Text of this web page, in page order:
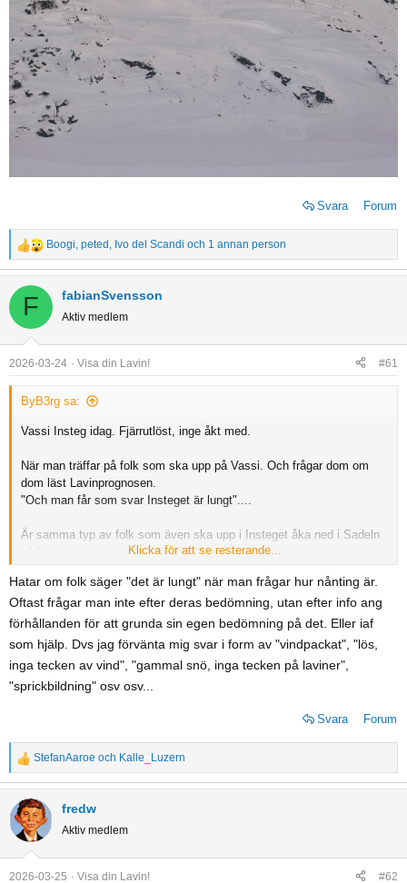
Svara Forum
R
e
a
t
i
o
n
Boogi, peted, Ivo del Scandi och 1 annan person
F fabianSvensson
Aktiv medlem
2026-03-24 Visa din Lavin! #61
ByB3rg sa:
Vassi Insteg idag. Fjärrutlöst, inge åkt med.
När man träffar på folk som ska upp på Vassi. Och frågar dom om
dom läst Lavinprognosen.
"Och man får som svar Insteget är lungt"....
Är samma typ av folk som även ska upp i Insteget åka ned i Sadeln
på Nordals vid liknande förhållanden.
Å säger samma sak när dom har med sina barn i släptåg utan
utrustning.
Bjuder på även på bild ifrån när hela Insteget på Nordals å östra delen
av Sadeln släppte för nån vecka sen
Sprid gärna te folk som ni vet brukar vara runt Gränsen. Å gillar att
undvika ta till sig av Prognosen.
Så hoppas vi på en vår utan nått händer
Visa bilaga
44803Visa bilaga 44806Visa bilaga 44805
Klicka för att se resterande...
Hatar om folk säger "det är lungt" när man frågar hur nånting är.
Oftast frågar man inte efter deras bedömning, utan efter info ang
förhållanden för att grunda sin egen bedömning på det. Eller iaf
som hjälp. Dvs jag förvänta mig svar i form av "vindpackat", "lös,
inga tecken av vind", "gammal snö, inga tecken på laviner",
"sprickbildning" osv osv...
Svara Forum
R
e
a
c
t
i
o
StefanAaroe och Kalle_Luzern
fredw
Aktiv medlem
2026-03-25 Visa din Lavin! #62